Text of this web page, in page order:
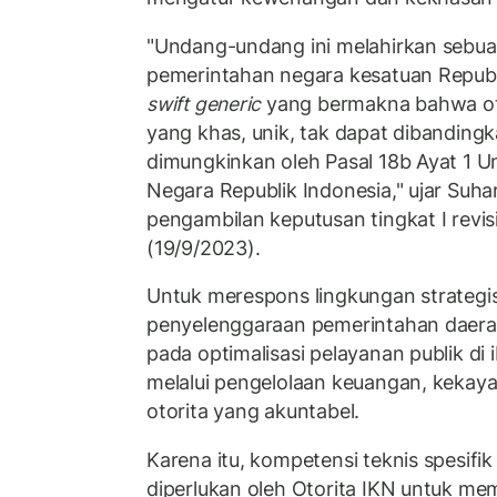
"Undang-undang ini melahirkan
pemerintahan negara kesatuan
swift genericyang bermakna bahwa
yang khas, unik, tak dapat
dimungkinkan oleh Pasal 18b Ayat 1
Negara Republik Indonesia," ujar
pengambilan keputusan tingkat I
(19/9/2023).
Untuk merespons lingkungan
penyelenggaraan pemerintahan
pada optimalisasi pelayanan publik di
melalui pengelolaan keuangan,
otorita yang akuntabel.
Karena itu, kompetensi teknis
diperlukan oleh Otorita IKN untuk